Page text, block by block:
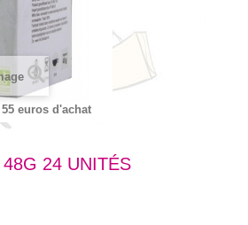
euros d'achat
24 UNITÉS